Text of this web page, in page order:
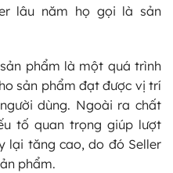
lâu năm họ gọi là sản
phẩm là một quá trình
sản phẩm đạt được vị trí
dùng. Ngoài ra chất
tố quan trọng giúp lượt
lại tăng cao, do đó Seller
phẩm.